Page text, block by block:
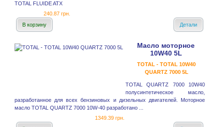
TOTAL FLUIDE ATX
240.87 грн.
В корзину
Детали
Масло моторное
10W40 5L
TOTAL - TOTAL 10W40
QUARTZ 7000 5L
TOTAL QUARTZ 7000 10W40
полусинтетическое масло,
разработанное для всех бензиновых и дизельных двигателей. Моторное
масло TOTAL QUARTZ 7000 10W-40 разработано ...
1349.39 грн.